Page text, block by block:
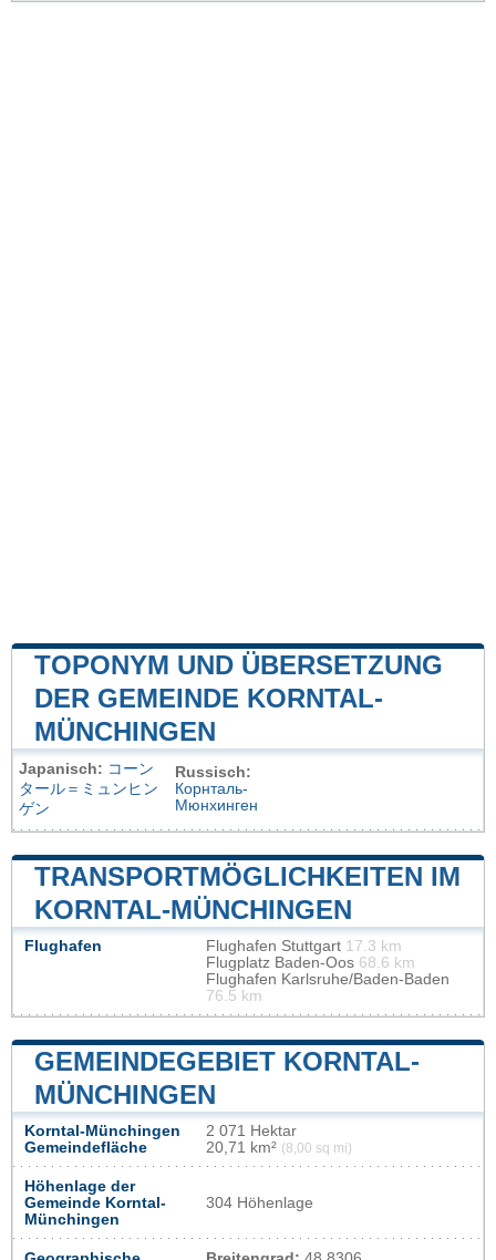
TOPONYM UND ÜBERSETZUNG
DER GEMEINDE KORNTAL-
MÜNCHINGEN
Japanisch: コーン
タール＝ミュンヒン
ゲン
Russisch:
Корнталь-
Мюнхинген
TRANSPORTMÖGLICHKEITEN IM
KORNTAL-MÜNCHINGEN
Flughafen Flughafen Stuttgart 17.3 km
Flugplatz Baden-Oos 68.6 km
Flughafen Karlsruhe/Baden-Baden
76.5 km
GEMEINDEGEBIET KORNTAL-
MÜNCHINGEN
Korntal-Münchingen
Gemeindefläche
2 071 Hektar
20,71 km² (8,00 sq mi)
Höhenlage der
Gemeinde Korntal-
Münchingen
304 Höhenlage